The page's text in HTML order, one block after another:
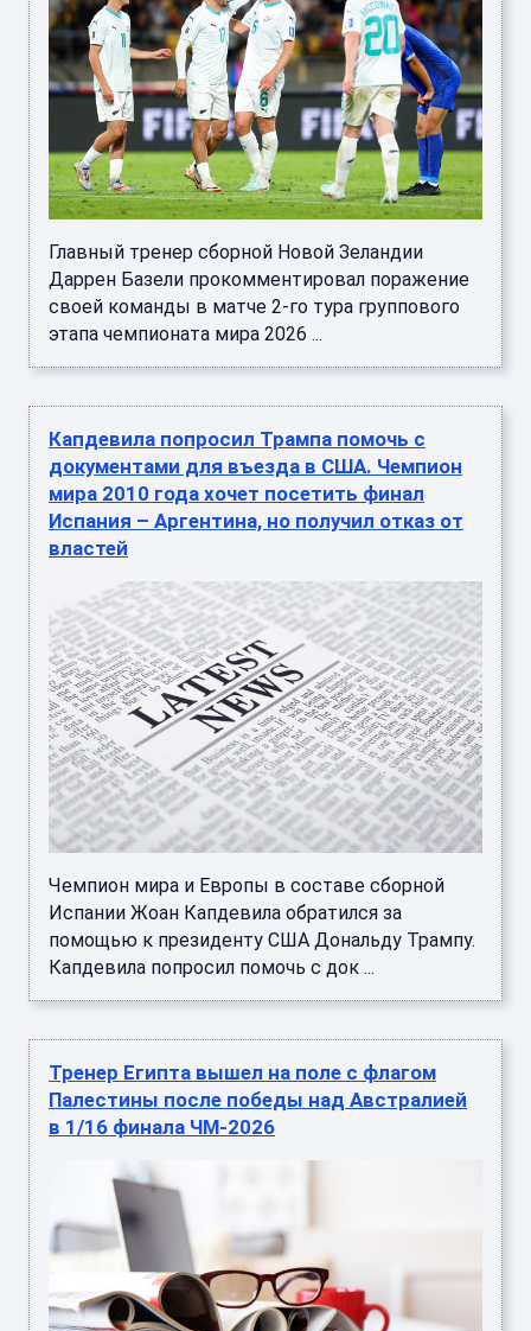
Главный тренер сборной Новой Зеландии
Даррен Базели прокомментировал поражение
своей команды в матче 2-го тура группового
этапа чемпионата мира 2026 ...
Капдевила попросил Трампа помочь с
документами для въезда в США. Чемпион
мира 2010 года хочет посетить финал
Испания – Аргентина, но получил отказ от
властей
Чемпион мира и Европы в составе сборной
Испании Жоан Капдевила обратился за
помощью к президенту США Дональду Трампу.
Капдевила попросил помочь с док ...
Тренер Египта вышел на поле с флагом
Палестины после победы над Австралией
в 1/16 финала ЧМ-2026